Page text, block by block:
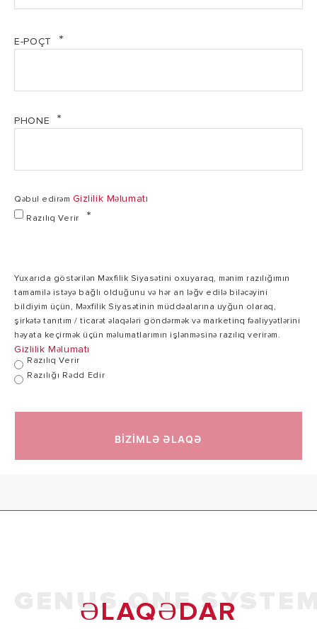
E-POÇT
PHONE
Qəbul edirəm Gizlilik Məlumatı
Razılıq Verir
Yuxarıda göstərilən Məxfilik Siyasətini oxuyaraq, mənim razılığımın
tamamilə istəyə bağlı olduğunu və hər an ləğv edilə biləcəyini
bildiyim üçün, Məxfilik Siyasətinin müddəalarına uyğun olaraq,
şirkətə tanıtım / ticarət əlaqələri göndərmək və marketinq fəaliyyətlərini
həyata keçirmək üçün məlumatlarımın işlənməsinə razılıq verirəm.
Gizlilik Məlumatı
Razılıq Verir
Razılığı Rədd Edir
BİZİMLƏ ƏLAQƏ
GENUS ONE
ƏLAQƏDAR